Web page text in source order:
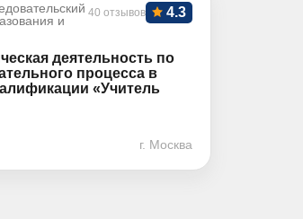
и
40 отзывов 4.3
деятельность по
процесса в
«Учитель
г. Москва